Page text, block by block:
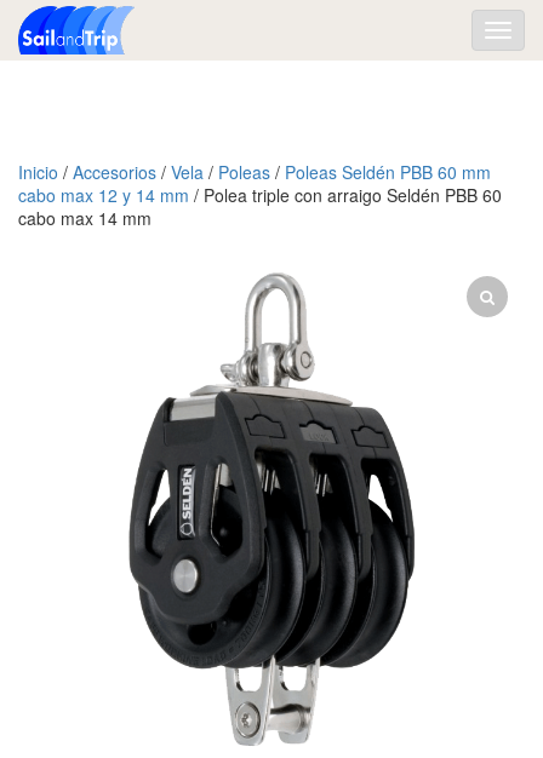
Inicio / Accesorios / Vela / Poleas / Poleas Seldén PBB 60 mm
cabo max 12 y 14 mm / Polea triple con arraigo Seldén PBB 60
cabo max 14 mm